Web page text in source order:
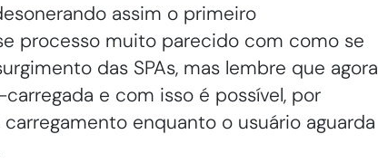
assim o primeiro
processo muito parecido com como se
das SPAs, mas lembre que agora
e com isso é possível, por
enquanto o usuário aguarda